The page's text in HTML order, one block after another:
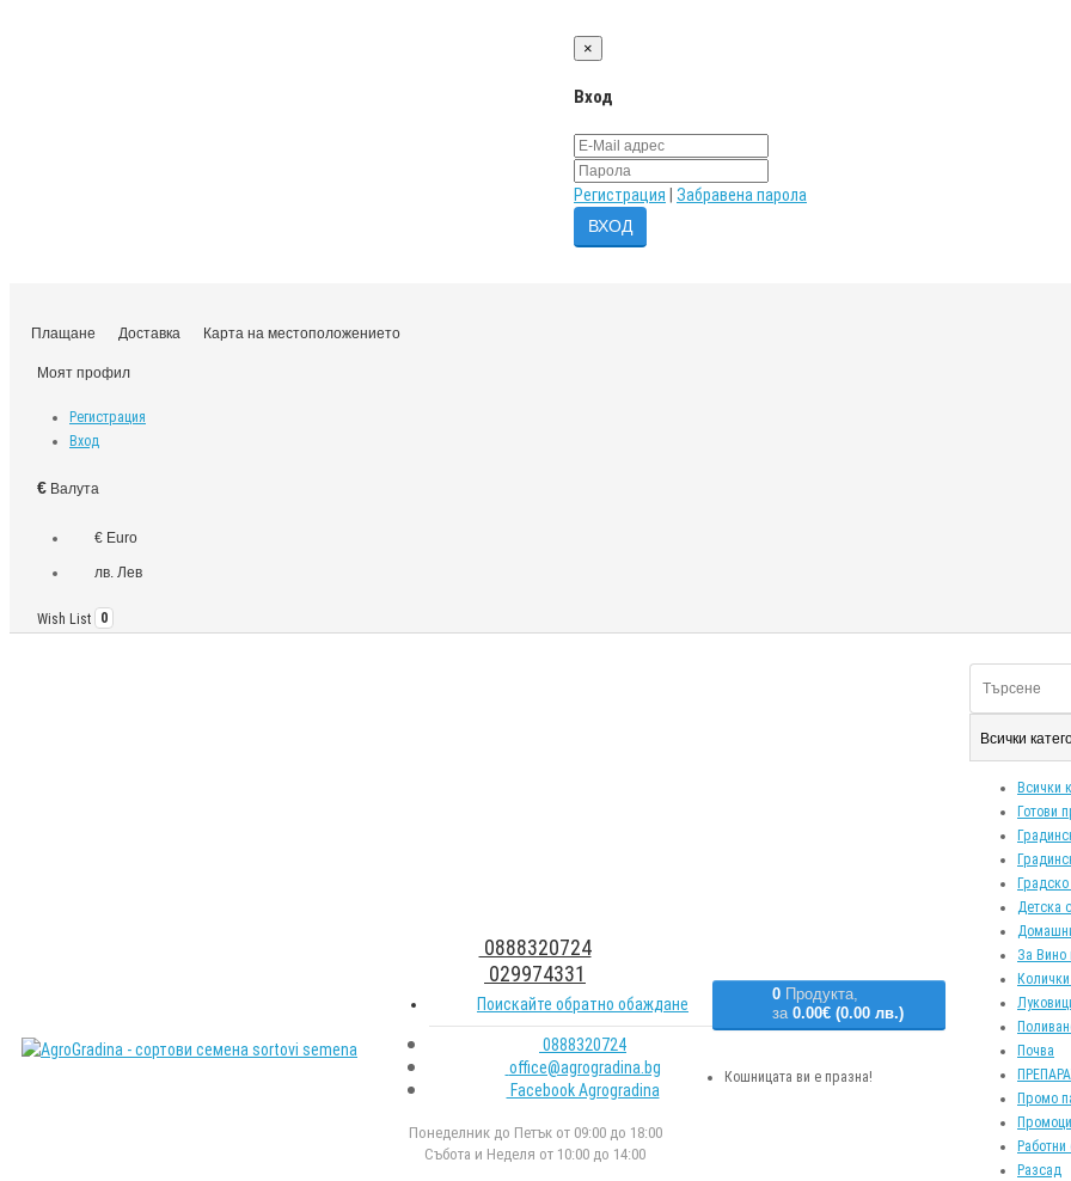
×
Вход
Регистрация Забравена парола
Плащане Доставка Карта на местоположението
Моят профил
Регистрация
Вход
€ Валута
€ Euro
лв. Лев
Wish List 0
0888320724
029974331
Поискайте обратно обаждане
0888320724
office@agrogradina.bg
Facebook Agrogradina
Понеделник до Петък от 09:00 до 18:00
Събота и Неделя от 10:00 до 14:00
0 Продукта,
за 0.00€ (0.00 лв.)
Кошницата ви е празна!
Всички
Всички
Готови
Детска
За Вино
Почва
Промо
Разсад